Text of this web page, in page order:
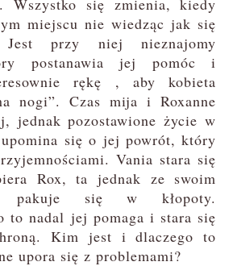
miejscu nie wiedząc jak się
Jest przy niej nieznajomy
postanawia jej pomóc i
rękę , aby kobieta
nogi”. Czas mija i Roxanne
jednak pozostawione życie w
się o jej powrót, który
Vania stara się
Rox, ta jednak ze swoim
pakuje się w kłopoty.
to nadal jej pomaga i stara się
Kim jest i dlaczego to
upora się z problemami?